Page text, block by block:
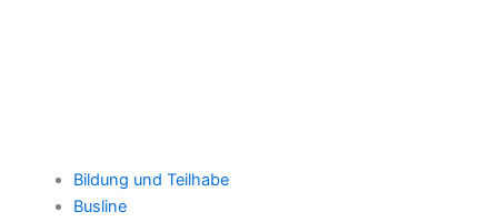
Bildung und Teilhabe
Busline